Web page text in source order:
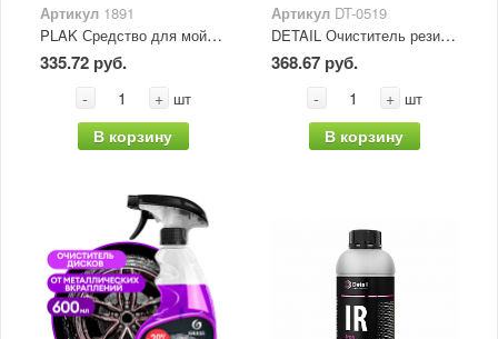
Артикул 1891
PLAK Средство для мойки дисков FORLEGA 750 мл
335.72 руб.
- + шт
В корзину
Артикул DT-0519
DETAIL Очиститель резины "Soft Cleaner" Adapted Series 500 мл
368.67 руб.
- + шт
В корзину